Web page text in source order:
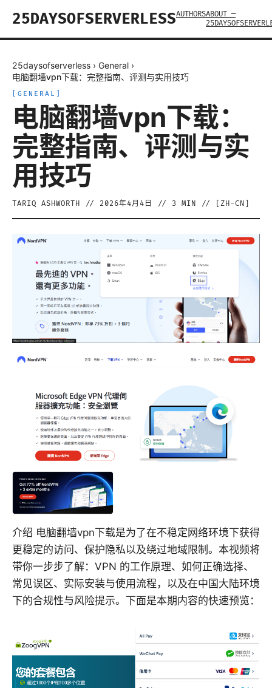
25DAYSOFSERVERLESSAUTHORSABOUT —
25daysofserverless › General ›
电脑翻墙vpn下载：完整指南、评测与实用技巧
GENERAL
电脑翻墙vpn下载：
完整指南、评测与实
用技巧
TARIQ ASHWORTH // 2026年4月4日 // 3 MIN // [ ZH-CN
介绍 电脑翻墙vpn下载是为了在不稳定网络环境下获得
更稳定的访问、保护隐私以及绕过地域限制。本视频将
带你一步步了解：VPN 的工作原理、如何正确选择、
常见误区、实际安装与使用流程，以及在中国大陆环境
下的合规性与风险提示。下面是本期内容的快速预览：